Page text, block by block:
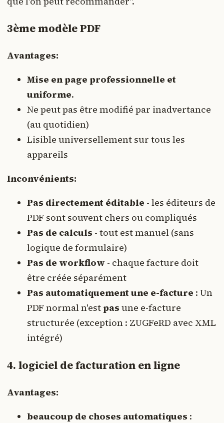
3ème modèle PDF
Avantages:
Mise en page professionnelle et
uniforme.
Ne peut pas être modifié par inadvertance
(au quotidien)
Lisible universellement sur tous les
appareils
Inconvénients:
Pas directement éditable - les éditeurs de
PDF sont souvent chers ou compliqués
Pas de calculs - tout est manuel (sans
logique de formulaire)
Pas de workflow - chaque facture doit
être créée séparément
Pas automatiquement une e-facture : Un
PDF normal n'estpas une e-facture
structurée (exception : ZUGFeRD avec XML
intégré)
4. logiciel de facturation en ligne
Avantages:
beaucoup de choses automatiques :